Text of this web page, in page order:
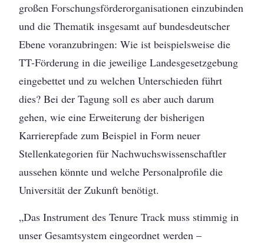
großen Forschungsförderorganisationen einzubinden
und die Thematik insgesamt auf bundesdeutscher
Ebene voranzubringen: Wie ist beispielsweise die
TT-Förderung in die jeweilige Landesgesetzgebung
eingebettet und zu welchen Unterschieden führt
dies? Bei der Tagung soll es aber auch darum
gehen, wie eine Erweiterung der bisherigen
Karrierepfade zum Beispiel in Form neuer
Stellenkategorien für Nachwuchswissenschaftler
aussehen könnte und welche Personalprofile die
Universität der Zukunft benötigt.
„Das Instrument des Tenure Track muss stimmig in
unser Gesamtsystem eingeordnet werden –